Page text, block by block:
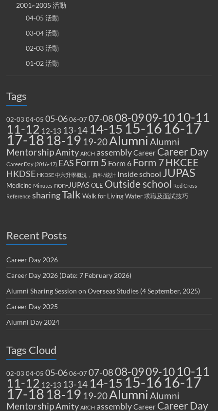
2001~2005 活動
04-05 活動
03-04 活動
02-03 活動
01-02 活動
Tags
02-03 04-05 05-06 06-07 07-0808-0909-10 10-11
11-12 12-13 13-14 14-1515-1616-17
17-1818-19 19-20Alumni Alumni
MentorshipAmity ARCH assemblyCareer Career Day
Career Day (2016-17) EAS Form 5 Form 6 Form 7HKCEE
HKDSE HKDSE 中六升學概況，資料/統計 Inside school JUPAS
Medicine Minutes non-JUPAS OLE Outside school Red Cross
Reference sharingTalk Walk for Living Water 求職及面試技巧
Recent Posts
Career Day 2026
Career Day 2026 (Date: 7 February 2026)
Alumni Sharing Session on Overseas Studies (4 September, 2025)
Career Day 2025
Alumni Day 2024
Tags Cloud
02-03 04-05 05-06 06-07 07-0808-0909-10 10-11
11-12 12-13 13-14 14-1515-1616-17
17-1818-19 19-20Alumni Alumni
MentorshipAmity ARCH assemblyCareer Career Day